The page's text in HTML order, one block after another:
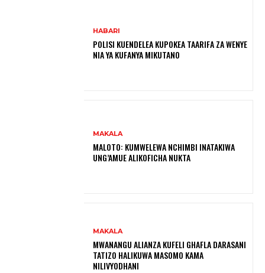
HABARI
POLISI KUENDELEA KUPOKEA TAARIFA ZA WENYE
NIA YA KUFANYA MIKUTANO
MAKALA
MALOTO: KUMWELEWA NCHIMBI INATAKIWA
UNG’AMUE ALIKOFICHA NUKTA
MAKALA
MWANANGU ALIANZA KUFELI GHAFLA DARASANI
TATIZO HALIKUWA MASOMO KAMA
NILIVYODHANI